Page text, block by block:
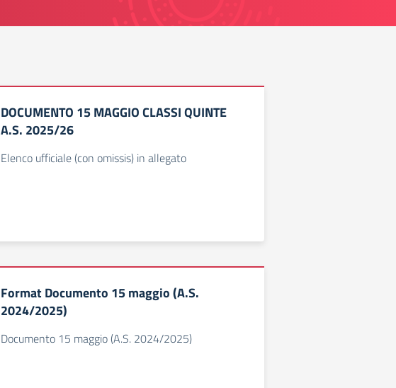
DOCUMENTO 15 MAGGIO CLASSI QUINTE
A.S. 2025/26
Elenco ufficiale (con omissis) in allegato
Format Documento 15 maggio (A.S.
2024/2025)
Documento 15 maggio (A.S. 2024/2025)